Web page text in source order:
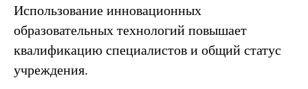
Использование инновационных
образовательных технологий повышает
квалификацию специалистов и общий статус
учреждения.